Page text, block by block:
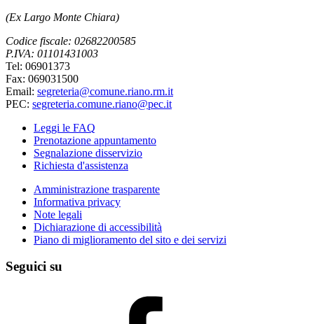
(Ex Largo Monte Chiara)
Codice fiscale: 02682200585
P.IVA: 01101431003
Tel: 06901373
Fax: 069031500
Email: segreteria@comune.riano.rm.it
PEC: segreteria.comune.riano@pec.it
Leggi le FAQ
Prenotazione appuntamento
Segnalazione disservizio
Richiesta d'assistenza
Amministrazione trasparente
Informativa privacy
Note legali
Dichiarazione di accessibilità
Piano di miglioramento del sito e dei servizi
Seguici su